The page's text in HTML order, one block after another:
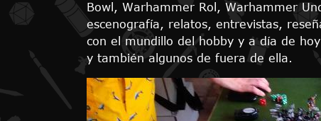
Bowl, Warhammer Rol, Warhammer
escenografía, relatos, entrevistas,
con el mundillo del hobby y a día de
y también algunos de fuera de ella.